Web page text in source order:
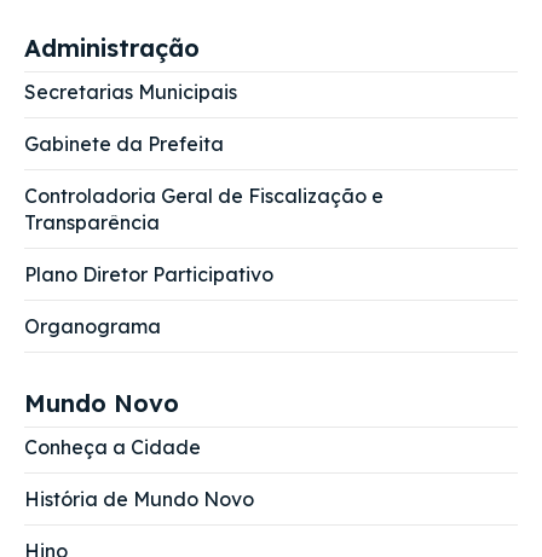
Administração
Secretarias Municipais
Gabinete da Prefeita
Controladoria Geral de Fiscalização e
Transparência
Plano Diretor Participativo
Organograma
Mundo Novo
Conheça a Cidade
História de Mundo Novo
Hino